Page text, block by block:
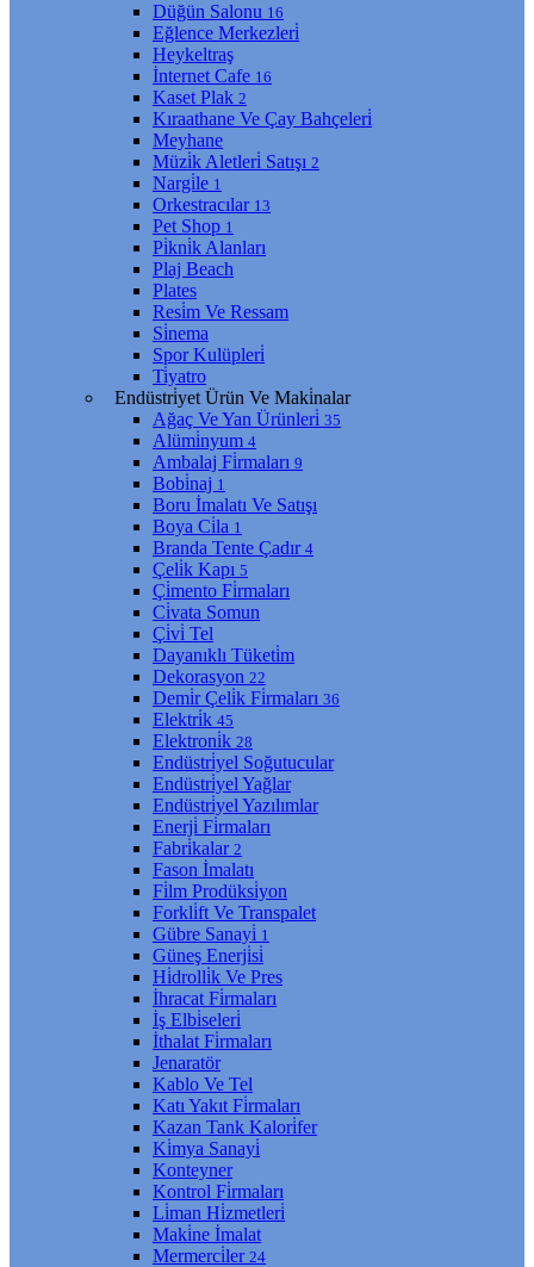
Düğün Salonu 16
Eğlence Merkezleri̇
Heykeltraş
İnternet Cafe 16
Kaset Plak 2
Kıraathane Ve Çay Bahçeleri̇
Meyhane
Müzi̇k Aletleri̇ Satışı 2
Nargi̇le 1
Orkestracılar 13
Pet Shop 1
Pi̇kni̇k Alanları
Plaj Beach
Plates
Resi̇m Ve Ressam
Si̇nema
Spor Kulüpleri̇
Ti̇yatro
Endüstri̇yet Ürün Ve Maki̇nalar
Ağaç Ve Yan Ürünleri̇ 35
Alümi̇nyum 4
Ambalaj Fi̇rmaları 9
Bobi̇naj 1
Boru İmalatı Ve Satışı
Boya Ci̇la 1
Branda Tente Çadır 4
Çeli̇k Kapı 5
Çi̇mento Fi̇rmaları
Ci̇vata Somun
Çi̇vi̇ Tel
Dayanıklı Tüketi̇m
Dekorasyon 22
Demi̇r Çeli̇k Fi̇rmaları 36
Elektri̇k 45
Elektroni̇k 28
Endüstri̇yel Soğutucular
Endüstri̇yel Yağlar
Endüstri̇yel Yazılımlar
Enerji̇ Fi̇rmaları
Fabri̇kalar 2
Fason İmalatı
Fi̇lm Prodüksi̇yon
Forkli̇ft Ve Transpalet
Gübre Sanayi̇ 1
Güneş Enerji̇si̇
Hi̇drolli̇k Ve Pres
İhracat Fi̇rmaları
İş Elbi̇seleri̇
İthalat Fi̇rmaları
Jenaratör
Kablo Ve Tel
Katı Yakıt Fi̇rmaları
Kazan Tank Kalori̇fer
Ki̇mya Sanayi̇
Konteyner
Kontrol Fi̇rmaları
Li̇man Hi̇zmetleri̇
Maki̇ne İmalat
Mermerci̇ler 24